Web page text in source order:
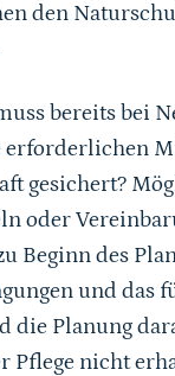
den
bereits bei
erforderlichen
gesichert?
oder
Beginn des
und das
die Planung
Pflege nicht